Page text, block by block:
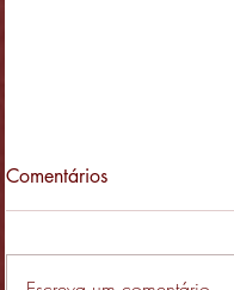
Comentários